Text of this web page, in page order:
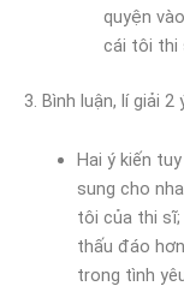
quyện
cái tôi thi
3. Bình luận, lí giải 2
Hai ý kiến
sung cho
tôi của thi
thấu đáo
trong tình